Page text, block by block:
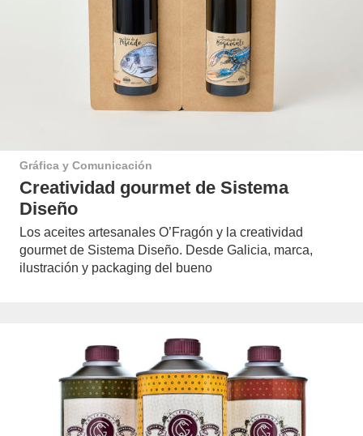
Gráfica y Comunicación
Creatividad gourmet de Sistema
Diseño
Los aceites artesanales O’Fragón y la creatividad
gourmet de Sistema Diseño. Desde Galicia, marca,
ilustración y packaging del bueno